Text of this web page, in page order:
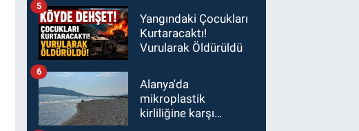
Yangındaki Çocukları
Kurtaracaktı!
Vurularak Öldürüldü
5
Alanya'da
mikroplastik
kirliliğine karşı
6